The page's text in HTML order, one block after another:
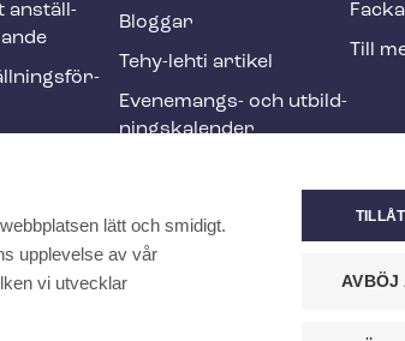
an­ställ­
social-
Bloggar
Tehy-lehti artikel
Evenemangs- och ut­bild­
nings­ka­len­der
Till
lätt och smidigt.
upplevelse av vår
vi utvecklar
AVBÖJ